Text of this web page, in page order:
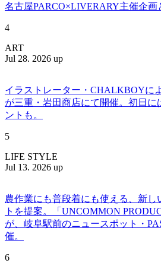
名古屋PARCO×LIVERARY主催企画
4
ART
Jul 28. 2026 up
イラストレーター・CHALKBOYによ
が三重・岩田商店にて開催。初日
ントも。
5
LIFE STYLE
Jul 13. 2026 up
農作業にも普段着にも使える、新し
トを提案。「UNCOMMON
が、岐阜駅前のニュースポット・
催。
6